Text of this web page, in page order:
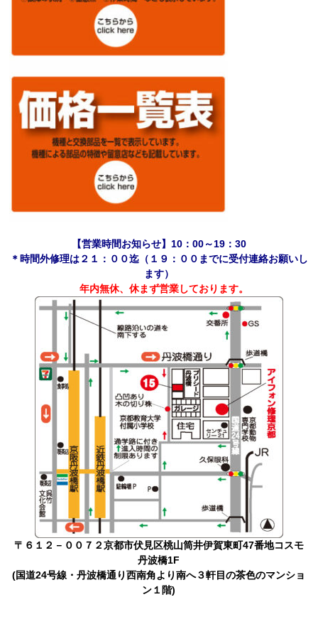
【営業時間お知らせ】10：00～19：30
＊時間外修理は２１：００迄（１９：００までに受付連絡お願いし
ます）
年内無休、休まず営業しております。
〒６１２－００７２京都市伏見区桃山筒井伊賀東町47番地コスモ
丹波橋1F
(国道24号線・丹波橋通り西南角より南へ３軒目の茶色のマンショ
ン１階)